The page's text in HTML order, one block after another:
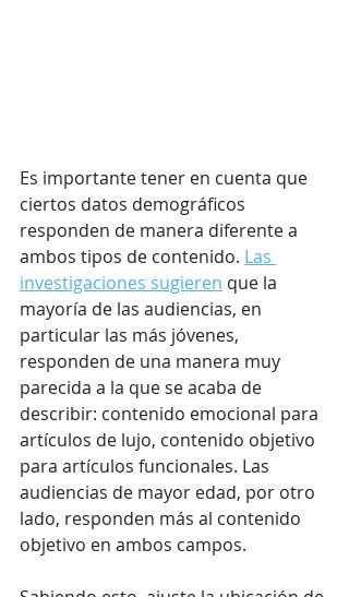
Es importante tener en cuenta que
ciertos datos demográficos
responden de manera diferente a
ambos tipos de contenido. Las
investigaciones sugieren que la
mayoría de las audiencias, en
particular las más jóvenes,
responden de una manera muy
parecida a la que se acaba de
describir: contenido emocional para
artículos de lujo, contenido objetivo
para artículos funcionales. Las
audiencias de mayor edad, por otro
lado, responden más al contenido
objetivo en ambos campos.